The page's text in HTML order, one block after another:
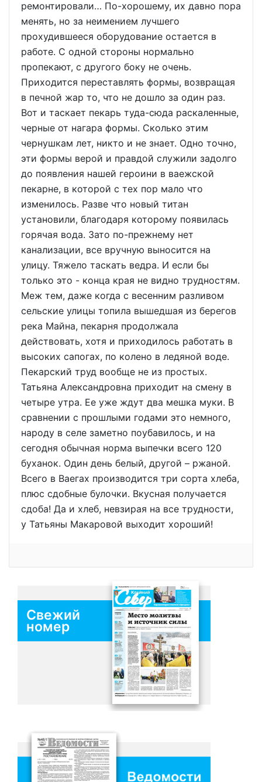
ремонтировали… По-хорошему, их давно пора
менять, но за неимением лучшего
прохудившееся оборудование остается в
работе. С одной стороны нормально
пропекают, с другого боку не очень.
Приходится переставлять формы, возвращая
в печной жар то, что не дошло за один раз.
Вот и таскает пекарь туда-сюда раскаленные,
черные от нагара формы. Сколько этим
чернушкам лет, никто и не знает. Одно точно,
эти формы верой и правдой служили задолго
до появления нашей героини в ваежской
пекарне, в которой с тех пор мало что
изменилось. Разве что новый титан
установили, благодаря которому появилась
горячая вода. Зато по-прежнему нет
канализации, все вручную выносится на
улицу. Тяжело таскать ведра. И если бы
только это - конца края не видно трудностям.
Меж тем, даже когда с весенним разливом
сельские улицы топила вышедшая из берегов
река Майна, пекарня продолжала
действовать, хотя и приходилось работать в
высоких сапогах, по колено в ледяной воде.
Пекарский труд вообще не из простых.
Татьяна Александровна приходит на смену в
четыре утра. Ее уже ждут два мешка муки. В
сравнении с прошлыми годами это немного,
народу в селе заметно поубавилось, и на
сегодня обычная норма выпечки всего 120
буханок. Один день белый, другой – ржаной.
Всего в Ваегах производится три сорта хлеба,
плюс сдобные булочки. Вкусная получается
сдоба! Да и хлеб, невзирая на все трудности,
у Татьяны Макаровой выходит хороший!
Свежий
номер